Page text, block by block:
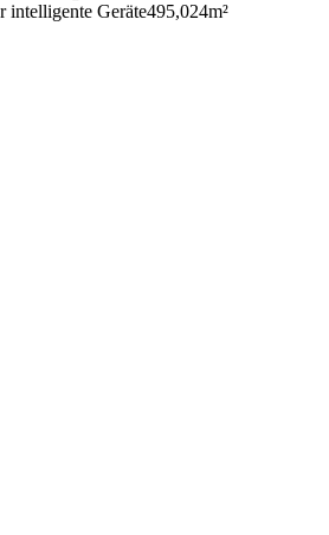
intelligente Geräte495,024m²